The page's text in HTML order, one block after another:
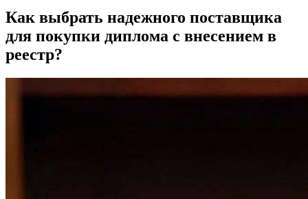
Как выбрать надежного поставщика
для покупки диплома с внесением в
реестр?